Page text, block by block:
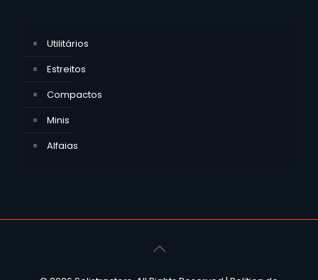
Utilitários
Estreitos
Compactos
Minis
Alfaias